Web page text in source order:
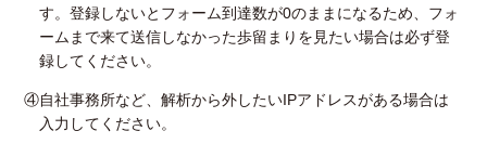
す。登録しないとフォーム到達数が0のままになるため、フォ
ームまで来て送信しなかった歩留まりを見たい場合は必ず登
録してください。
④自社事務所など、解析から外したいIPアドレスがある場合は
入力してください。